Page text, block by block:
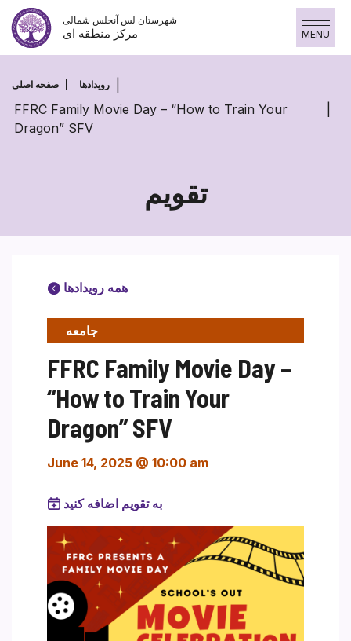
پرش
محتوا
شهرستان لس آنجلس شمالی
مرکز منطقه ای MENU
صفحه اصلی رویدادها
FFRC Family Movie Day – “How to Train Your
Dragon” SFV
تقویم
همه رویدادها
جامعه
FFRC Family Movie Day –
“How to Train Your
Dragon” SFV
June 14, 2025 @ 10:00 am
به تقویم اضافه کنید